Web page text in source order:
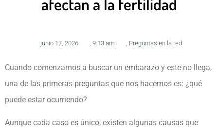
junio 17, 2026 9:13 am Preguntas en la red
Cuando comenzamos a buscar un embarazo y este no llega,
una de las primeras preguntas que nos hacemos es: ¿qué
puede estar ocurriendo?
Aunque cada caso es único, existen algunas causas que